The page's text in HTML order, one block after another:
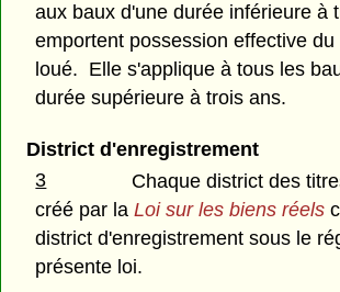
aux baux d'une durée inférieure à
emportent possession effective du
loué. Elle s'applique à tous les
durée supérieure à trois ans.
District d'enregistrement
3
Chaque district des
créé par laLoi sur les biens réels
district d'enregistrement sous le
présente loi.